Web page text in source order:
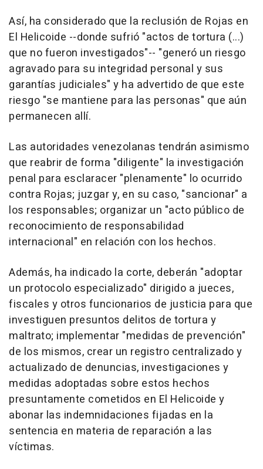
Así, ha considerado que la reclusión de Rojas en
El Helicoide --donde sufrió "actos de tortura (...)
que no fueron investigados"-- "generó un riesgo
agravado para su integridad personal y sus
garantías judiciales" y ha advertido de que este
riesgo "se mantiene para las personas" que aún
permanecen allí.
Las autoridades venezolanas tendrán asimismo
que reabrir de forma "diligente" la investigación
penal para esclaracer "plenamente" lo ocurrido
contra Rojas; juzgar y, en su caso, "sancionar" a
los responsables; organizar un "acto público de
reconocimiento de responsabilidad
internacional" en relación con los hechos.
Además, ha indicado la corte, deberán "adoptar
un protocolo especializado" dirigido a jueces,
fiscales y otros funcionarios de justicia para que
investiguen presuntos delitos de tortura y
maltrato; implementar "medidas de prevención"
de los mismos, crear un registro centralizado y
actualizado de denuncias, investigaciones y
medidas adoptadas sobre estos hechos
presuntamente cometidos en El Helicoide y
abonar las indemnidaciones fijadas en la
sentencia en materia de reparación a las
víctimas.